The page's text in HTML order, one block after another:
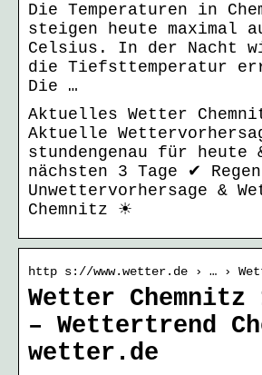
Die Temperaturen in
steigen heute maximal
Celsius. In der Nacht
die Tiefsttemperatur
Die …
Aktuelles Wetter
Aktuelle
stundengenau für heute
nächsten 3 Tage ✔
Unwettervorhersage &
Chemnitz ☀
http s://www.wetter.de › … ›
Wetter Chemnitz
– Wettertrend
wetter.de